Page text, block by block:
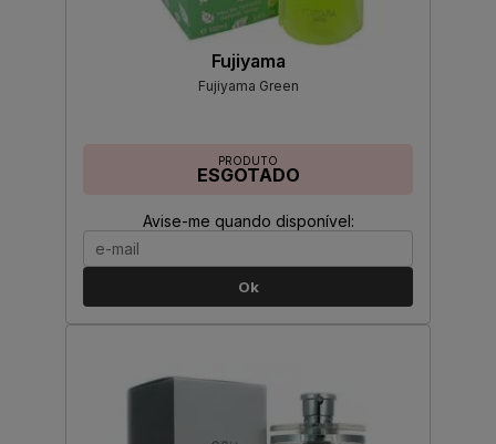
Fujiyama
Fujiyama Green
PRODUTO
ESGOTADO
Avise-me quando disponível:
Ok